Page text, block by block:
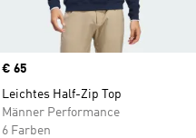
Price
€ 65
Leichtes Half-Zip Top
Männer Performance
6 Farben